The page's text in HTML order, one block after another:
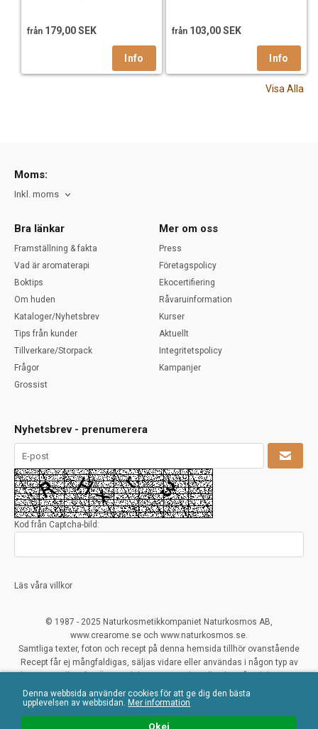
Okej
Denna webbsida använder cookies för att ge dig den bästa
upplevelsen av webbsidan.Mer information
från 179,00 SEK från 103,00 SEK
Visa Alla
Moms:
Inkl. moms
Bra länkar
Framställning & fakta
Vad är aromaterapi
Boktips
Om huden
Kataloger/Nyhetsbrev
Tips från kunder
Tillverkare/Storpack
Frågor
Grossist
Mer om oss
Press
Företagspolicy
Ekocertifiering
Råvaruinformation
Kurser
Aktuellt
Integritetspolicy
Kampanjer
Nyhetsbrev - prenumerera
Kod från Captcha-bild:
Läs våra villkor
© 1987 - 2025 Naturkosmetikkompaniet Naturkosmos AB,
www.crearome.se och www.naturkosmos.se.
Samtliga texter, foton och recept på denna hemsida tillhör ovanstående
Recept får ej mångfaldigas, säljas vidare eller användas i någon typ av
All Rights Reserved
Naturliga ekologiska certifierade råvaror